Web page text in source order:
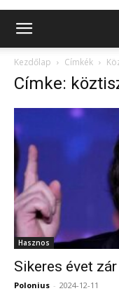
Kezdőlap Címkék
Címke:
Hasznos
Sikeres évet
Polonius - 2024-12-11